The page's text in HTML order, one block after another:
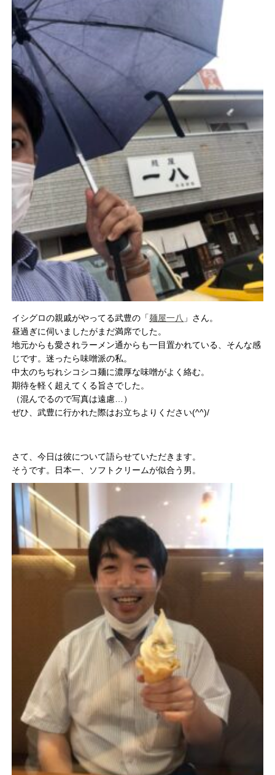
イシグロの親戚がやってる武豊の「麺屋一八 」さん。
昼過ぎに伺いましたがまだ満席でした。
地元からも愛されラーメン通からも一目置かれている、そんな感
じです。迷ったら味噌派の私。
中太のちぢれシコシコ麺に濃厚な味噌がよく絡む。
期待を軽く超えてくる旨さでした。
（混んでるので写真は遠慮…）
ぜひ、武豊に行かれた際はお立ちよりください(^^)/
さて、今日は彼について語らせていただきます。
そうです。日本一、ソフトクリームが似合う男。